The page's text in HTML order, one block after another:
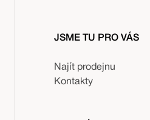
JSME TU PRO VÁS
Najít prodejnu
Kontakty